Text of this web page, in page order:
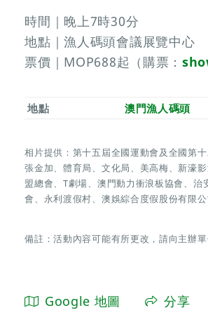
時間｜晚上7時30分
地點｜漁人碼頭會議展覽中心
票價｜MOP688起（購票：
地點 澳門漁人碼頭
相片提供：第十五屆全國運動會及全國第
張金加、體育局、文化局、美高梅、新濠
盟總會、T劇場、澳門動力衝浪板協會、
會、永利渡假村、澳娛綜合度假股份有限
備註：活動內容可能有所更改，請向主辦單
Google 地圖 分享